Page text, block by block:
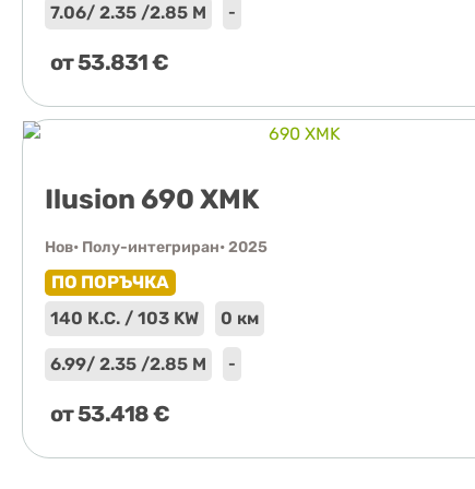
7.06/ 2.35 /2.85 М -
от53.831€
Ilusion 690 XMK
Нов• Полу-интегриран• 2025
ПО ПОРЪЧКА
140 К.С. / 103 KW
0 км
6.99/ 2.35 /2.85 М -
от53.418€